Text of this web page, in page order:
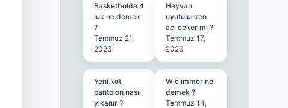
Basketbolda 4
luk ne demek
?
Temmuz 21,
2026
Hayvan
uyutulurken
acı çeker mi ?
Temmuz 17,
2026
Yeni kot
pantolon nasıl
yıkanır ?
Wie immer ne
demek ?
Temmuz 14,